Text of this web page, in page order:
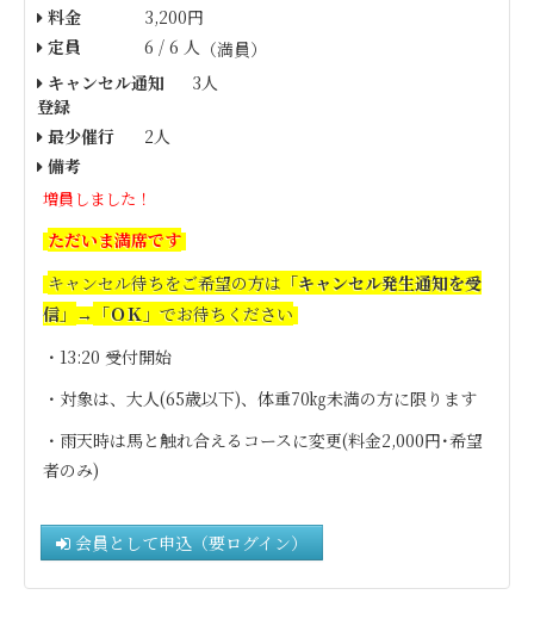
料金
3,200円
定員
6 / 6 人 （満員）
キャンセル通知
登録
3人
最少催行
2人
備考
増員しました！
ただいま満席です
キャンセル待ちをご希望の方は 「キャンセル発生通知を受
信」
→ 「ＯＫ」でお待ちください
・13:20 受付開始
・対象は、大人(65歳以下)、体重70㎏未満の方に限ります
・雨天時は馬と触れ合えるコースに変更(料金2,000円･希望
者のみ)
会員として申込（要ログイン）